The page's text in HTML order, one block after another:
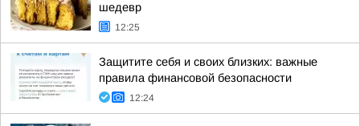
шедевр
12:25
Защитите себя и своих близких: важные
правила финансовой безопасности
12:24